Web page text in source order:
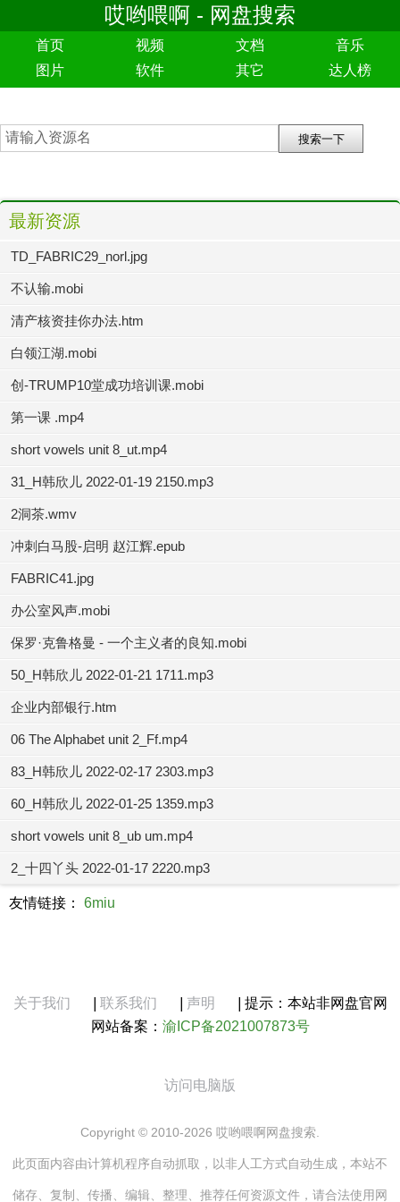
哎哟喂啊 - 网盘搜索
首页 视频 文档
音乐
图片
软件 其它 达人榜
最新资源
TD_FABRIC29_norl.jpg
不认输.mobi
清产核资挂你办法.htm
白领江湖.mobi
创-TRUMP10堂成功培训课.mobi
第一课 .mp4
short vowels unit 8_ut.mp4
31_H韩欣儿 2022-01-19 2150.mp3
2洞茶.wmv
冲刺白马股-启明 赵江辉.epub
FABRIC41.jpg
办公室风声.mobi
保罗·克鲁格曼 - 一个主义者的良知.mobi
50_H韩欣儿 2022-01-21 1711.mp3
企业内部银行.htm
06 The Alphabet unit 2_Ff.mp4
83_H韩欣儿 2022-02-17 2303.mp3
60_H韩欣儿 2022-01-25 1359.mp3
short vowels unit 8_ub um.mp4
2_十四丫头 2022-01-17 2220.mp3
友情链接： 6miu
关于我们 联系我们 声明
提示：本站非网盘官网
网站备案： 渝ICP备2021007873号
访问电脑版
Copyright © 2010-2026 哎哟喂啊网盘搜索.
此页面内容由计算机程序自动抓取，以非人工方式自动生成，本站不
储存、复制、传播、编辑、整理、推荐任何资源文件，请合法使用网